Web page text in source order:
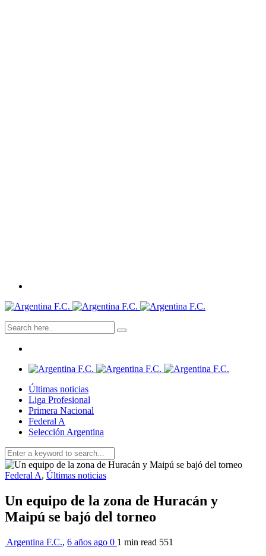
Últimas noticias
Liga Profesional
Primera Nacional
Federal A
Selección Argentina
Federal A, Últimas noticias
Un equipo de la zona de Huracán y
Maipú se bajó del torneo
Argentina F.C., 6 años ago 0 1 min read 551